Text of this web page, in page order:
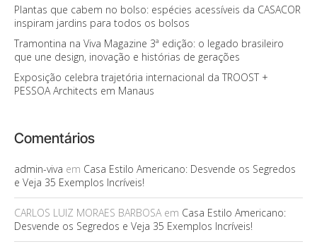
Plantas que cabem no bolso: espécies acessíveis da CASACOR
inspiram jardins para todos os bolsos
Tramontina na Viva Magazine 3ª edição: o legado brasileiro
que une design, inovação e histórias de gerações
Exposição celebra trajetória internacional da TROOST +
PESSOA Architects em Manaus
Comentários
admin-viva em Casa Estilo Americano: Desvende os Segredos
e Veja 35 Exemplos Incríveis!
CARLOS LUIZ MORAES BARBOSAem Casa Estilo Americano:
Desvende os Segredos e Veja 35 Exemplos Incríveis!